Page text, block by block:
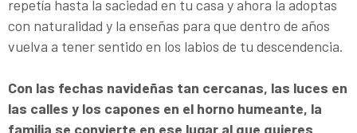
repetía hasta la saciedad en tu casa y ahora la adoptas
con naturalidad y la enseñas para que dentro de años
vuelva a tener sentido en los labios de tu descendencia.
Con las fechas navideñas tan cercanas, las luces en
las calles y los capones en el horno humeante, la
familia se convierte en ese lugar al que quieres